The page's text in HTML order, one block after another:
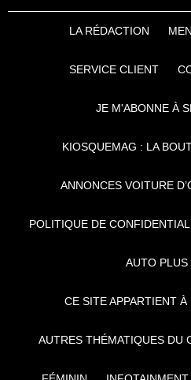
LA RÉDACTION
SERVICE CLIENT
JE M'ABONNE À
KIOSQUEMAG : LA
ANNONCES VOITURE
POLITIQUE DE
AUTO PLUS
CE SITE APPARTIENT
AUTRES THÉMATIQUES DU